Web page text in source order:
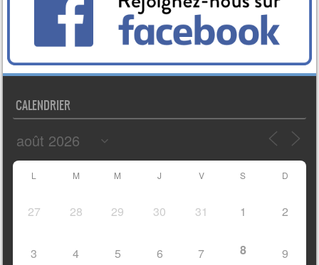
CALENDRIER
L M M J V S D
27 28 29 30 31 1 2
3 4 5 6 7 8 9